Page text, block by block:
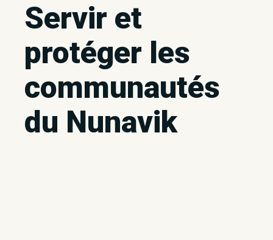
Servir et
protéger les
communautés
du Nunavik